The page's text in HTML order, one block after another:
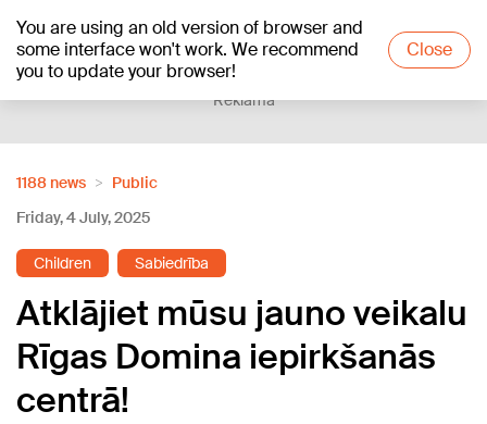
You are using an old version of browser and
some interface won't work. We recommend
you to update your browser!
Close
+18°C
Reklāma
1188 news
Public
Friday, 4 July, 2025
Children Sabiedrība
Atklājiet mūsu jauno veikalu
Rīgas Domina iepirkšanās
centrā!